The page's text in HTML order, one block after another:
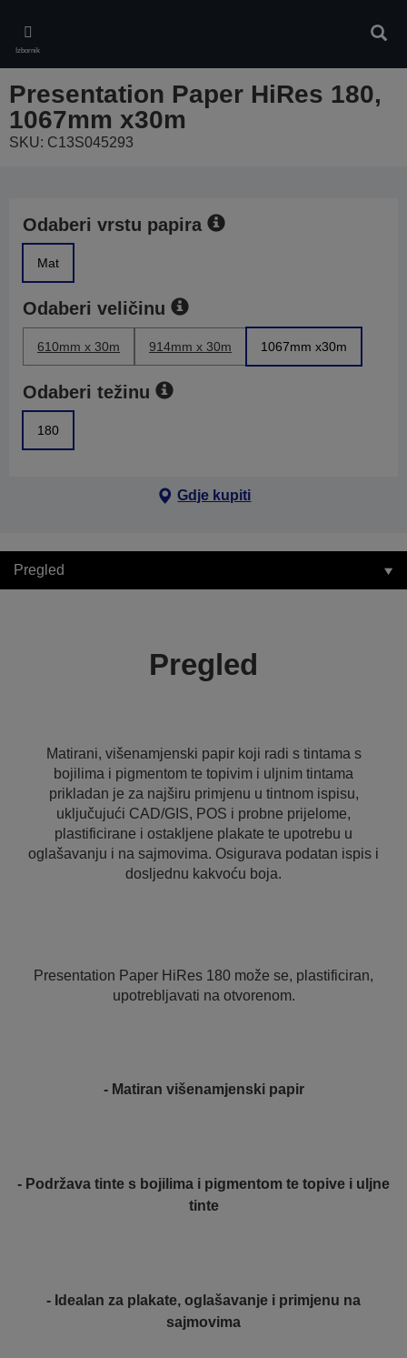
main
content
Izbornik
Presentation Paper HiRes 180,
1067mm x30m
SKU: C13S045293
Odaberi vrstu papira
Mat
Odaberi veličinu
610mm x 30m 914mm x 30m 1067mm x30m
Odaberi težinu
180
Gdje kupiti
Pregled
Pregled
Matirani, višenamjenski papir koji radi s tintama s
bojilima i pigmentom te topivim i uljnim tintama
prikladan je za najširu primjenu u tintnom ispisu,
uključujući CAD/GIS, POS i probne prijelome,
plastificirane i ostakljene plakate te upotrebu u
oglašavanju i na sajmovima. Osigurava podatan ispis i
dosljednu kakvoću boja.
Presentation Paper HiRes 180 može se, plastificiran,
upotrebljavati na otvorenom.
- Matiran višenamjenski papir
- Podržava tinte s bojilima i pigmentom te topive i uljne
tinte
- Idealan za plakate, oglašavanje i primjenu na
sajmovima